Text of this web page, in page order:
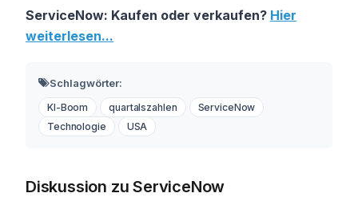
ServiceNow: Kaufen oder verkaufen? Hier
weiterlesen...
Schlagwörter:
KI-Boom quartalszahlen
ServiceNow
Technologie
USA
Diskussion zu ServiceNow